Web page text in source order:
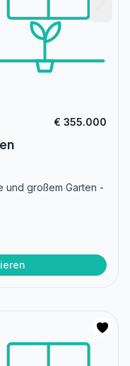
€ 355.000
und großem Garten -